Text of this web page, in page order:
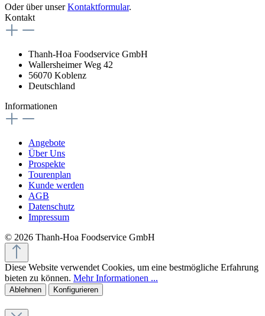
Oder über unserKontaktformular.
Kontakt
Thanh-Hoa Foodservice GmbH
Wallersheimer Weg 42
56070 Koblenz
Deutschland
Informationen
Angebote
Über Uns
Prospekte
Tourenplan
Kunde werden
AGB
Datenschutz
Impressum
© 2026 Thanh-Hoa Foodservice GmbH
Diese Website verwendet Cookies, um eine bestmögliche Erfahrung
bieten zu können. Mehr Informationen ...
Ablehnen Konfigurieren